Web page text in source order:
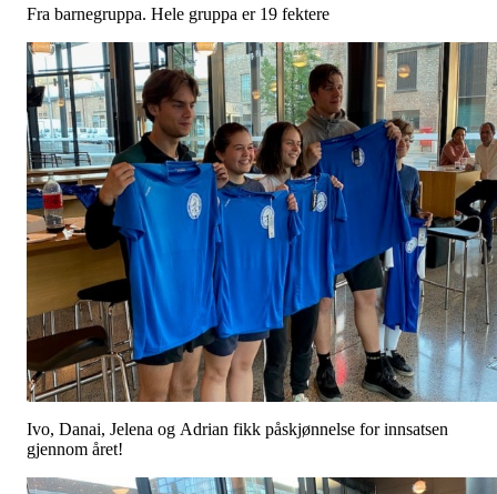
Fra barnegruppa. Hele gruppa er 19 fektere
Ivo, Danai, Jelena og Adrian fikk påskjønnelse for innsatsen
gjennom året!